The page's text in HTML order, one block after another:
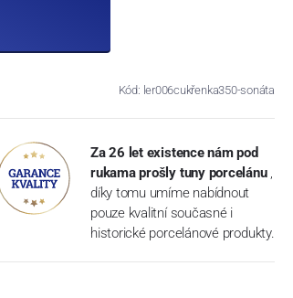
Kód: ler006cukřenka350-sonáta
Za 26 let existence nám pod
rukama prošly tuny porcelánu ,
díky tomu umíme nabídnout
pouze kvalitní současné i
historické porcelánové produkty.